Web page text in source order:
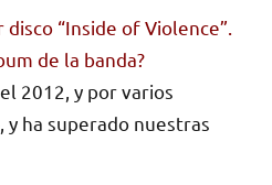
“Inside of Violence”.
de la banda?
2012, y por varios
ha superado nuestras